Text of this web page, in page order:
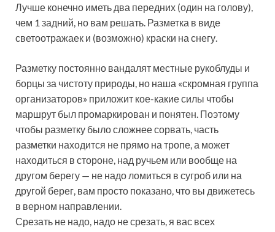
Лучше конечно иметь два передних (один на голову),
чем 1 задний, но вам решать. Разметка в виде
светоотражаек и (возможно) краски на снегу.
Разметку постоянно вандалят местные рукоблуды и
борцы за чистоту природы, но наша «скромная группа
организаторов» приложит кое-какие силы чтобы
маршрут был промаркирован и понятен. Поэтому
чтобы разметку было сложнее сорвать, часть
разметки находится не прямо на тропе, а может
находиться в стороне, над ручьем или вообще на
другом берегу — не надо ломиться в сугроб или на
другой берег, вам просто показано, что вы движетесь
в верном направлении.
Срезать не надо, надо не срезать, я вас всех